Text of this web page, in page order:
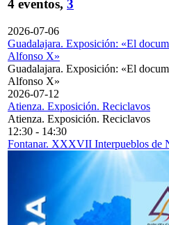
4 eventos, 3
2026-07-06
Guadalajara. Exposición: «El
Alfonso X»
Guadalajara. Exposición: «El
Alfonso X»
2026-07-12
Atienza. Exposición. Reciclavos
Atienza. Exposición. Reciclavos
12:30 - 14:30
Fontanar. XXXVII Interpueblos de